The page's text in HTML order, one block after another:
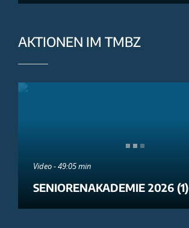
AKTIONEN IM TMBZ
Video - 49:05 min
SENIORENAKADEMIE 2026 (1)